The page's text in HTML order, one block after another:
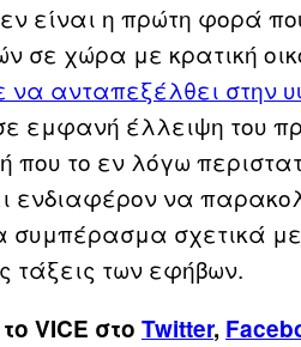
είναι η πρώτη φορά
σε χώρα με κρατική
ανταπεξέλθει στην
εμφανή έλλειψη του
που το εν λόγω
ενδιαφέρον να
συμπέρασμα σχετικά
τάξεις των εφήβων.
VICE στο Twitter,